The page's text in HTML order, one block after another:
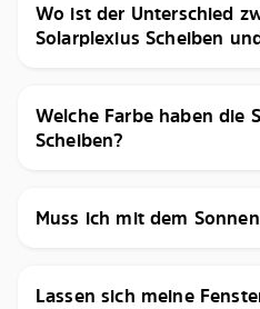
Wo ist der Unterschied
Solarplexius Scheiben
Welche Farbe haben die
Scheiben?
Muss ich mit dem
Lassen sich meine